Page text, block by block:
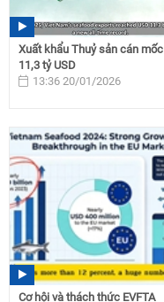
Xuất khẩu Thuỷ sản cán mốc
11,3 tỷ USD
13:36 20/01/2026
Cơ hội và thách thức EVFTA